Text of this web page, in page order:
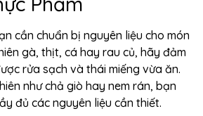
cần chuẩn bị nguyên liệu cho món
gà, thịt, cá hay rau củ, hãy đảm
rửa sạch và thái miếng vừa ăn.
như chả giò hay nem rán, bạn
đủ các nguyên liệu cần thiết.